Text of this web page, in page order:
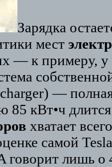
Зарядка
мест
— к примеру, у
—
85 кВт•ч
хватает
самой
говорит лишь о